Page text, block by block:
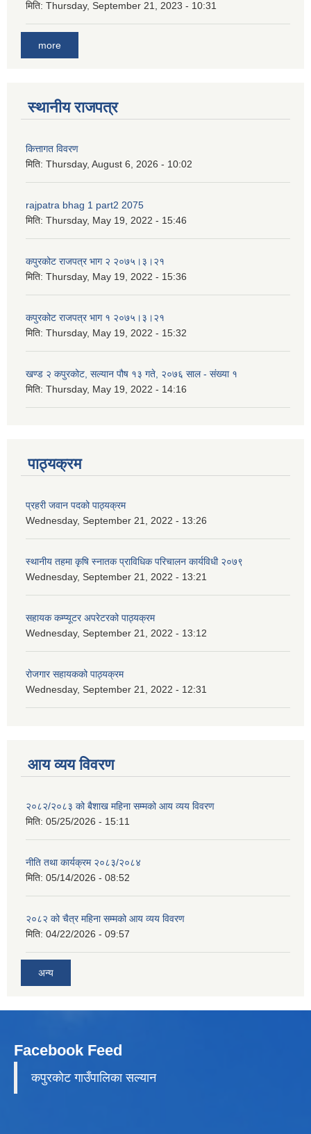
मिति: Thursday, September 21, 2023 - 10:31
more
स्थानीय राजपत्र
कित्तागत विवरण
मिति: Thursday, August 6, 2026 - 10:02
rajpatra bhag 1 part2 2075
मिति: Thursday, May 19, 2022 - 15:46
कपुरकोट राजपत्र भाग २ २०७५।३।२१
मिति: Thursday, May 19, 2022 - 15:36
कपुरकोट राजपत्र भाग १ २०७५।३।२१
मिति: Thursday, May 19, 2022 - 15:32
खण्ड २ कपुरकोट, सल्यान पौष १३ गते, २०७६ साल - संख्या १
मिति: Thursday, May 19, 2022 - 14:16
पाठ्यक्रम
प्रहरी जवान पदको पाठ्यक्रम
Wednesday, September 21, 2022 - 13:26
स्थानीय तहमा कृषि स्नातक प्राविधिक परिचालन कार्यविधी २०७९
Wednesday, September 21, 2022 - 13:21
सहायक कम्प्यूटर अपरेटरको पाठ्यक्रम
Wednesday, September 21, 2022 - 13:12
रोजगार सहायकको पाठ्यक्रम
Wednesday, September 21, 2022 - 12:31
आय व्यय विवरण
२०८२/२०८३ को बैशाख महिना सम्मको आय व्यय विवरण
मिति: 05/25/2026 - 15:11
नीति तथा कार्यक्रम २०८३/२०८४
मिति: 05/14/2026 - 08:52
२०८२ को चैत्र महिना सम्मको आय व्यय विवरण
मिति: 04/22/2026 - 09:57
अन्य
Facebook Feed
कपुरकाेट गाउँपालिका सल्यान